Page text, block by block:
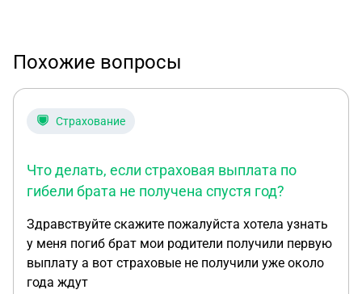
Похожие вопросы
Страхование
Что делать, если страховая выплата по
гибели брата не получена спустя год?
Здравствуйте скажите пожалуйста хотела узнать
у меня погиб брат мои родители получили первую
выплату а вот страховые не получили уже около
года ждут